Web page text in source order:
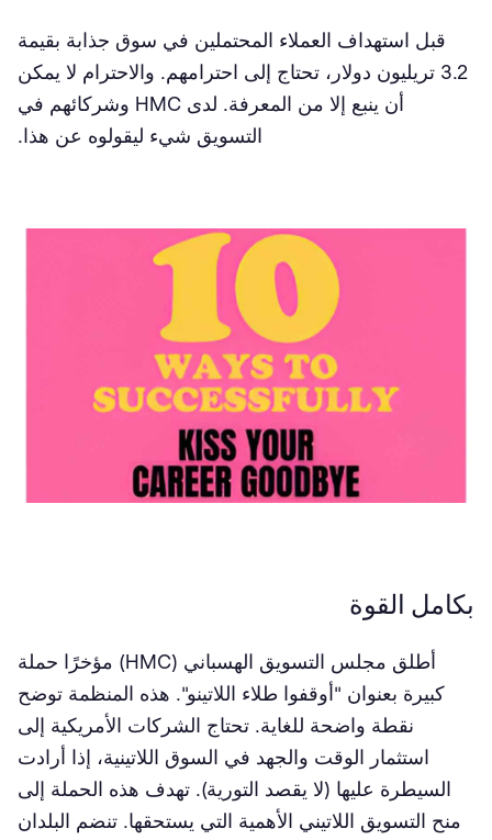
قبل استهداف العملاء المحتملين في سوق جذابة بقيمة
3.2 تريليون دولار، تحتاج إلى احترامهم. والاحترام لا يمكن
أن ينبع إلا من المعرفة. لدى HMC وشركائهم في
التسويق شيء ليقولوه عن هذا.
بكامل القوة
أطلق مجلس التسويق الهسباني (HMC) مؤخرًا حملة
كبيرة بعنوان "أوقفوا طلاء اللاتينو". هذه المنظمة توضح
نقطة واضحة للغاية. تحتاج الشركات الأمريكية إلى
استثمار الوقت والجهد في السوق اللاتينية، إذا أرادت
السيطرة عليها (لا يقصد التورية). تهدف هذه الحملة إلى
منح التسويق اللاتيني الأهمية التي يستحقها. تنضم البلدان